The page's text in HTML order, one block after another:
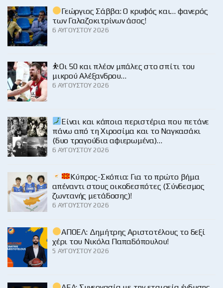
Γεώργιος Σάββα: Ο κρυφός και… φανερός
των Γαλαζοκιτρίνων άσος!
6 ΑΥΓΟΎΣΤΟΥ 2026
⛹️Οι 50 και πλέον μπάλες στο σπίτι του
μικρού Αλέξανδρου…
6 ΑΥΓΟΎΣΤΟΥ 2026
Είναι και κάποια περιστέρια που πετάνε
πάνω από τη Χιροσίμα και το Ναγκασάκι
(δυο τραγούδια αφιερωμένα)…
6 ΑΥΓΟΎΣΤΟΥ 2026
Κύπρος-Σκόπια: Για το πρώτο βήμα
απέναντι στους οικοδεσπότες (Σύνδεσμος
ζωντανής μετάδοσης)!
6 ΑΥΓΟΎΣΤΟΥ 2026
ΑΠΟΕΛ: Δημήτρης Αριστοτέλους το δεξί
χέρι του Νικόλα Παπαδόπουλου!
5 ΑΥΓΟΎΣΤΟΥ 2026